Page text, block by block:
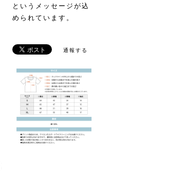
というメッセージが込
められています。
通報する